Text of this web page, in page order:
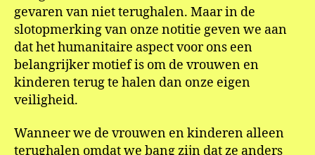
gevaren van niet terughalen. Maar in de
slotopmerking van onze notitie geven we aan
dat het humanitaire aspect voor ons een
belangrijker motief is om de vrouwen en
kinderen terug te halen dan onze eigen
veiligheid.
Wanneer we de vrouwen en kinderen alleen
terughalen omdat we bang zijn dat ze anders